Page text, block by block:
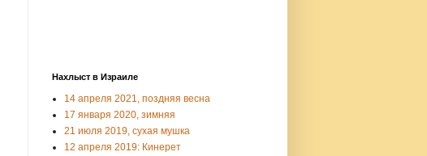
Нахлыст в Израиле
14 апреля 2021, поздняя весна
17 января 2020, зимняя
21 июля 2019, сухая мушка
12 апреля 2019: Кинерет